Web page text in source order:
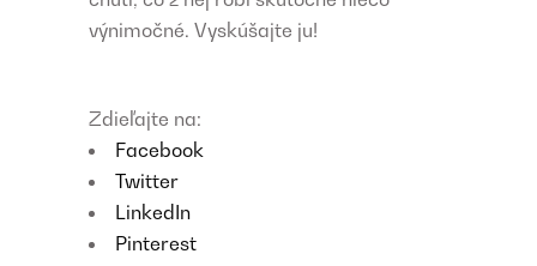
výnimočné. Vyskúšajte ju!
Zdieľajte na:
Facebook
Twitter
LinkedIn
Pinterest